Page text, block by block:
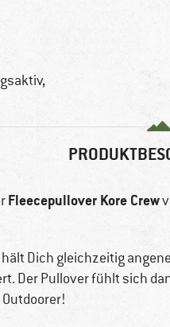
Fleecepullover Kore Crew
Dich gleichzeitig
Der Pullover fühlt sich